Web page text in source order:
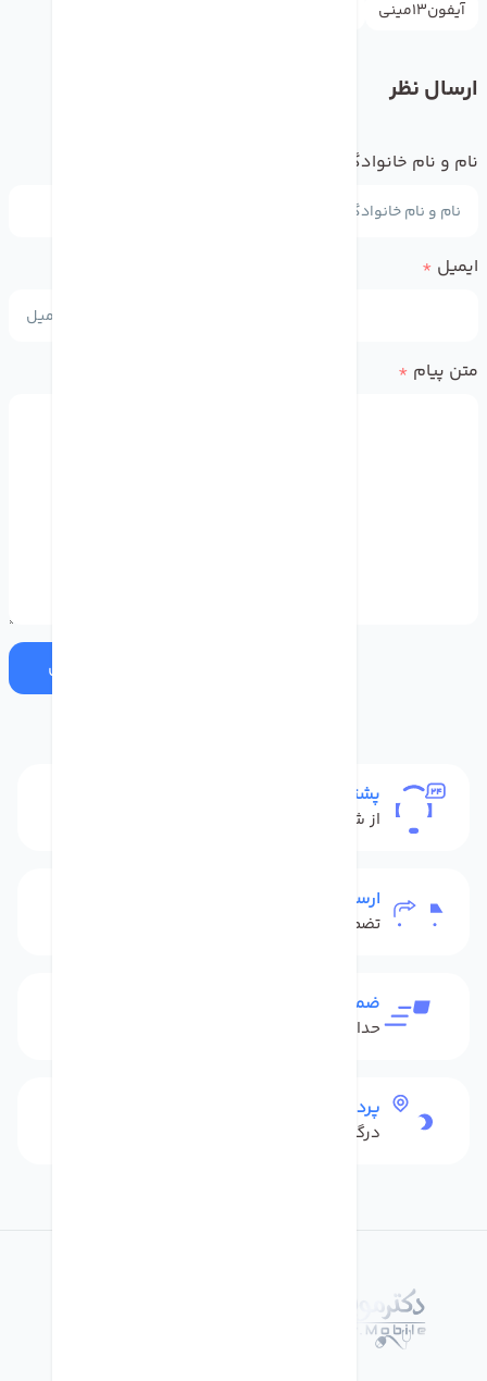
آیفون13مینی
ارسال نظر
نام و نام خانوادگی
ایمیل *
متن پیام *
ارسال
پشتیبانی
از شنبه تا پنج شنبه
ارسال به سراسر کشور
تضمین بهترین قیمت
ضمانت بازگشت کالا
حداکثر 48 ساعت بعداز تحویل
پرداخت امن
درگاه بانکی شاپرک